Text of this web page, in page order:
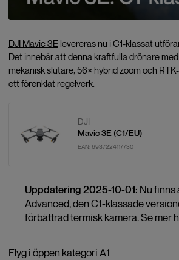
DJI Mavic 3Elevereras nu i C1-klassat
Det innebär att denna kraftfulla drönare
mekanisk slutare, 56× hybrid zoom och
ett förenklat regelverk.
DJI
Mavic 3E (C1/EU)
EAN: 6937224117730
Uppdatering 2025-10-01: Nu finns
Advanced, den C1-klassade
förbättrad termisk kamera.Se mer
Flyg i öppen kategori A1